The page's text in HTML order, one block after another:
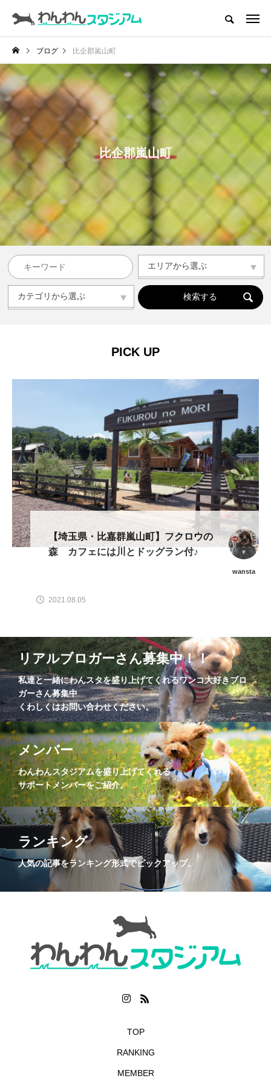
CATEGORY
ドッグラン
ドッグカフェ
愛犬とおでかけ (公園･施設etc)
愛犬と旅行
トリミングサロン
動物病院
コラム
人気の記事ランキング
メンバー
ブログ 比企郡嵐山町
インデックス
比企郡嵐山町
エリアから選ぶ
エリアから選ぶ
滋賀県
京都府
大阪府
兵庫県
奈良県
和歌山県
その他
カテゴリから選ぶ
カテゴリから選ぶ
ドッグラン
ドッグカフェ
愛犬と旅行
トリミングサロン
動物病院
コラム
PICK UP
【埼玉県・比嘉群嵐山町】フクロウの
森 カフェには川とドッグラン付♪
wansta
2021.08.05
リアルブロガーさん募集中！！
私達と一緒にわんスタを盛り上げてくれるワンコ大好きブロ
ガーさん募集中
くわしくはお問い合わせください。
メンバー
わんわんスタジアムを盛り上げてくれる
サポートメンバーをご紹介。
ランキング
人気の記事をランキング形式でピックアップ。
TOP
RANKING
MEMBER